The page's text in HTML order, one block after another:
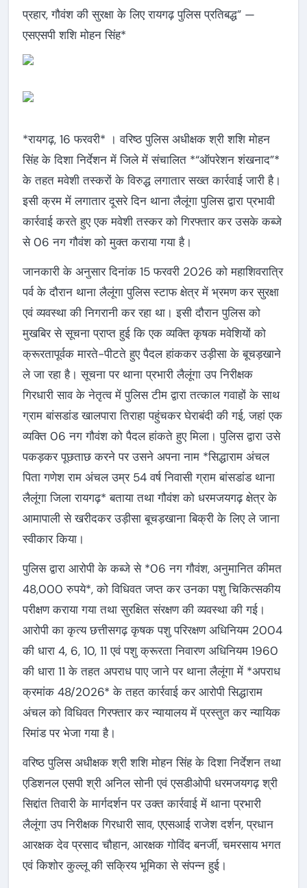
प्रहार, गौवंश की सुरक्षा के लिए रायगढ़ पुलिस प्रतिबद्ध” —
एसएसपी शशि मोहन सिंह*
*रायगढ़, 16 फरवरी* । वरिष्ठ पुलिस अधीक्षक श्री शशि मोहन
सिंह के दिशा निर्देशन में जिले में संचालित *“ऑपरेशन शंखनाद”*
के तहत मवेशी तस्करों के विरुद्ध लगातार सख्त कार्रवाई जारी है।
इसी क्रम में लगातार दूसरे दिन थाना लैलूंगा पुलिस द्वारा प्रभावी
कार्रवाई करते हुए एक मवेशी तस्कर को गिरफ्तार कर उसके कब्जे
से 06 नग गौवंश को मुक्त कराया गया है।
जानकारी के अनुसार दिनांक 15 फरवरी 2026 को महाशिवरात्रि
पर्व के दौरान थाना लैलूंगा पुलिस स्टाफ क्षेत्र में भ्रमण कर सुरक्षा
एवं व्यवस्था की निगरानी कर रहा था। इसी दौरान पुलिस को
मुखबिर से सूचना प्राप्त हुई कि एक व्यक्ति कृषक मवेशियों को
क्रूरतापूर्वक मारते-पीटते हुए पैदल हांककर उड़ीसा के बूचड़खाने
ले जा रहा है। सूचना पर थाना प्रभारी लैलूंगा उप निरीक्षक
गिरधारी साव के नेतृत्व में पुलिस टीम द्वारा तत्काल गवाहों के साथ
ग्राम बांसडांड खालपारा तिराहा पहुंचकर घेराबंदी की गई, जहां एक
व्यक्ति 06 नग गौवंश को पैदल हांकते हुए मिला। पुलिस द्वारा उसे
पकड़कर पूछताछ करने पर उसने अपना नाम *सिद्धाराम अंचल
पिता गणेश राम अंचल उम्र 54 वर्ष निवासी ग्राम बांसडांड थाना
लैलूंगा जिला रायगढ़* बताया तथा गौवंश को धरमजयगढ़ क्षेत्र के
आमापाली से खरीदकर उड़ीसा बूचड़खाना बिक्री के लिए ले जाना
स्वीकार किया।
पुलिस द्वारा आरोपी के कब्जे से *06 नग गौवंश, अनुमानित कीमत
48,000 रुपये*, को विधिवत जप्त कर उनका पशु चिकित्सकीय
परीक्षण कराया गया तथा सुरक्षित संरक्षण की व्यवस्था की गई।
आरोपी का कृत्य छत्तीसगढ़ कृषक पशु परिरक्षण अधिनियम 2004
की धारा 4, 6, 10, 11 एवं पशु क्रूरता निवारण अधिनियम 1960
की धारा 11 के तहत अपराध पाए जाने पर थाना लैलूंगा में *अपराध
क्रमांक 48/2026* के तहत कार्रवाई कर आरोपी सिद्धाराम
अंचल को विधिवत गिरफ्तार कर न्यायालय में प्रस्तुत कर न्यायिक
रिमांड पर भेजा गया है।
वरिष्ठ पुलिस अधीक्षक श्री शशि मोहन सिंह के दिशा निर्देशन तथा
एडिशनल एसपी श्री अनिल सोनी एवं एसडीओपी धरमजयगढ़ श्री
सिद्दांत तिवारी के मार्गदर्शन पर उक्त कार्रवाई में थाना प्रभारी
लैलूंगा उप निरीक्षक गिरधारी साव, एएसआई राजेश दर्शन, प्रधान
आरक्षक देव प्रसाद चौहान, आरक्षक गोविंद बनर्जी, चमरसाय भगत
एवं किशोर कुल्लू की सक्रिय भूमिका से संपन्न हुई।